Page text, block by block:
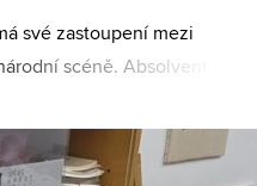
své zastoupení mezi
scéně. Absolvent Tomáš